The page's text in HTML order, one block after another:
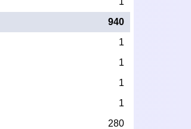
940
1
1
1
1
280